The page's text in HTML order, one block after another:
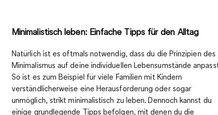
Minimalistisch leben: Einfache Tipps für den Alltag
Natürlich ist es oftmals notwendig, dass du die Prinzipien des
Minimalismus auf deine individuellen Lebensumstände
So ist es zum Beispiel für viele Familien mit Kindern
verständlicherweise eine Herausforderung oder sogar
unmöglich, strikt minimalistisch zu leben. Dennoch kannst du
einige grundlegende Tipps befolgen, mit denen du die